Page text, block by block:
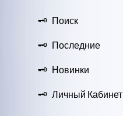
Поиск
Последние
Новинки
Личный Кабинет